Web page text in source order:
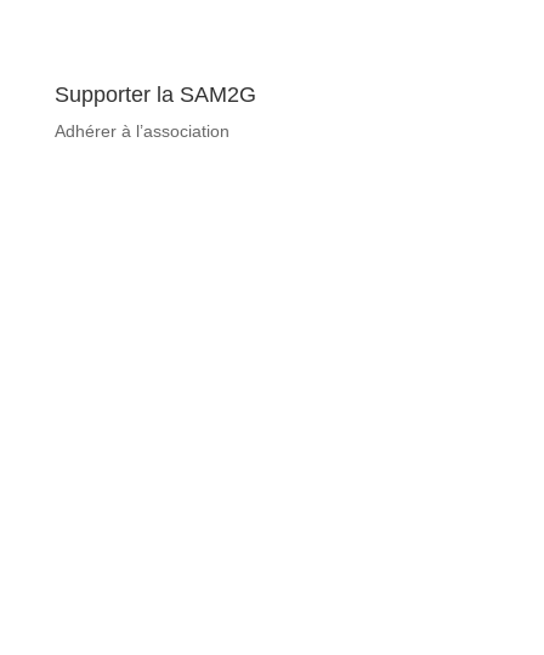
Supporter la SAM2G
Adhérer à l’association